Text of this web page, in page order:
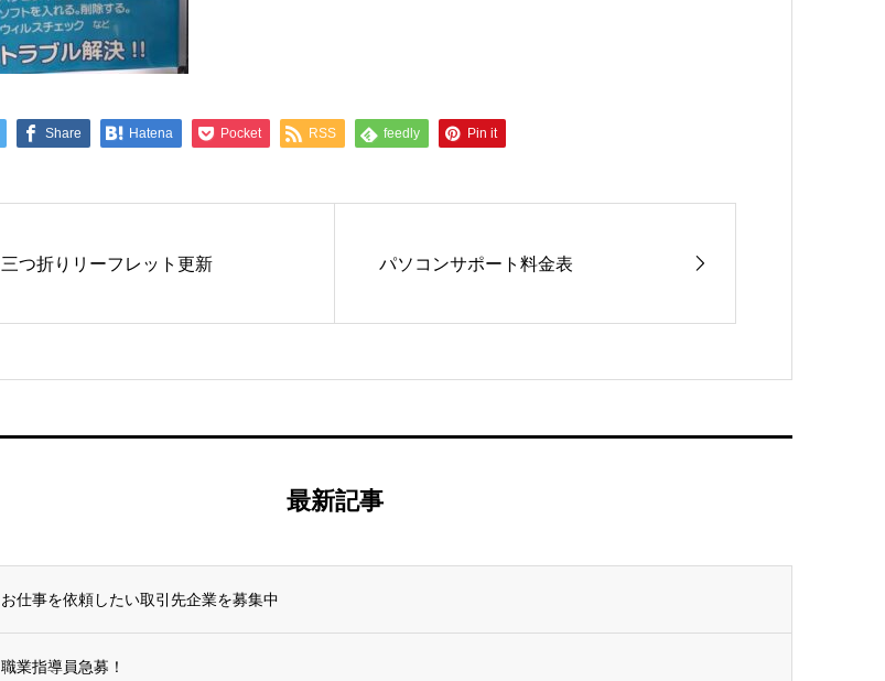
Share Hatena Pocket RSS feedly Pin it
三つ折りリーフレット更新 パソコンサポート料金表
最新記事
お仕事を依頼したい取引先企業を募集中
職業指導員急募！